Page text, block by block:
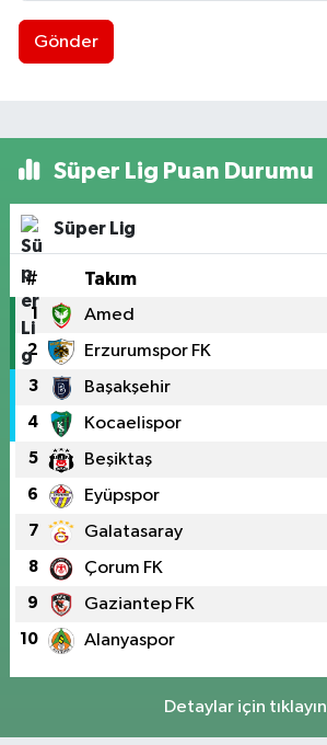
Gönder
Süper Lig Puan Durumu
Süper Lig
# Takım
1 Amed
2 Erzurumspor FK
3 Başakşehir
4 Kocaelispor
5 Beşiktaş
6 Eyüpspor
7 Galatasaray
8 Çorum FK
9 Gaziantep FK
10 Alanyaspor
Detaylar için tıklayın